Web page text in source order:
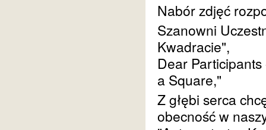
Nabór zdjęć
Szanowni
Kwadracie",
Dear
a Square,"
Z głębi serca
obecność w